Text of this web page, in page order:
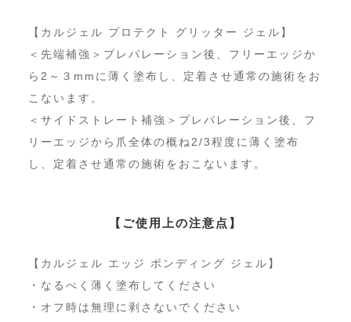
【カルジェル プロテクト グリッター ジェル】
＜先端補強＞プレパレーション後、フリーエッジか
ら2～３mmに薄く塗布し、定着させ通常の施術をお
こないます。
＜サイドストレート補強＞プレパレーション後、フ
リーエッジから爪全体の概ね2/3程度に薄く塗布
し、定着させ通常の施術をおこないます。
【ご使用上の注意点】
【カルジェル エッジ ボンディング ジェル】
・なるべく薄く塗布してください
・オフ時は無理に剥さないでください